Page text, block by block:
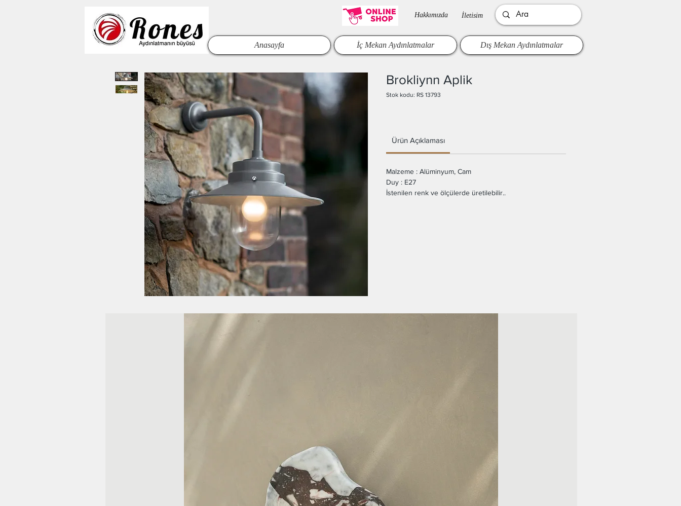
Hakkımızda​ İletisim
Anasayfa İç Mekan Aydınlatmalar Dış Mekan Aydınlatmalar
Brokliynn Aplik
Stok kodu: RS 13793
Ürün Açıklaması
Malzeme : Alüminyum, Cam
Duy : E27
İstenilen renk ve ölçülerde üretilebilir..